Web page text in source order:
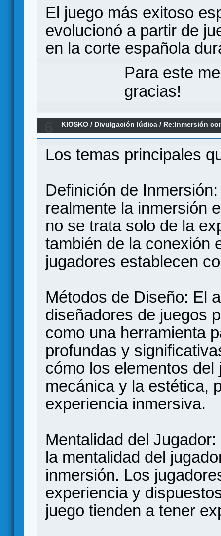
El juego más exitoso
evolucionó a partir de
en la corte española
Para este
gracias!
KIOSKO / Divulgación lúdica / Re:Inmersión
Los temas principales
Definición de
realmente la inmersión
no se trata solo de la
también de la conexión
jugadores establecen
Métodos de Diseño: El
diseñadores de juegos
como una herramienta
profundas y
cómo los elementos
mecánica y la estética,
experiencia inmersiva.
Mentalidad del
la mentalidad del
inmersión. Los
experiencia y
juego tienden a tener